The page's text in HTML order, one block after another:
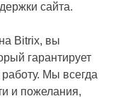
сайта.
Bitrix, вы
гарантирует
Мы всегда
и пожелания,